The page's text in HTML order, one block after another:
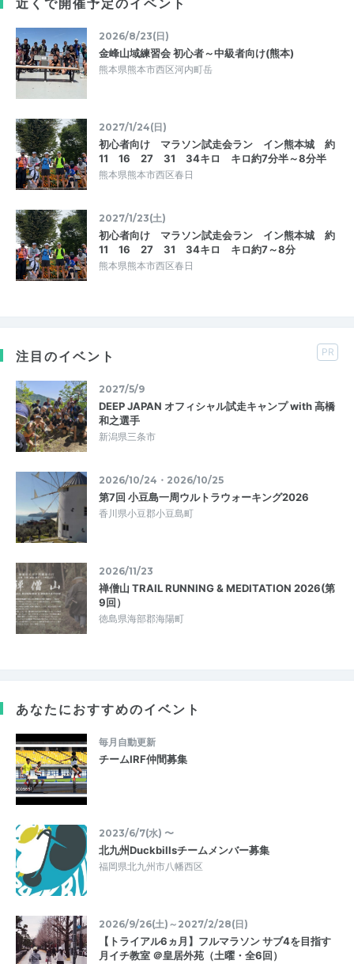
2026/8/23(日)
金峰山域練習会 初心者～中級者向け(熊本)
熊本県熊本市西区河内町岳
2027/1/24(日)
初心者向け マラソン試走会ラン イン熊本城 約
11 16 27 31 34キロ キロ約7分半～8分半
熊本県熊本市西区春日
2027/1/23(土)
初心者向け マラソン試走会ラン イン熊本城 約
11 16 27 31 34キロ キロ約7～8分
熊本県熊本市西区春日
注目のイベント PR
2027/5/9
DEEP JAPAN オフィシャル試走キャンプ with 高橋
和之選手
新潟県三条市
2026/10/24・2026/10/25
第7回 小豆島一周ウルトラウォーキング2026
香川県小豆郡小豆島町
2026/11/23
禅僧山 TRAIL RUNNING & MEDITATION 2026(第
9回）
徳島県海部郡海陽町
あなたにおすすめのイベント
毎月自動更新
チームIRF仲間募集
2023/6/7(水) 〜
北九州Duckbillsチームメンバー募集
福岡県北九州市八幡西区
2026/9/26(土)～2027/2/28(日)
【トライアル6ヵ月】フルマラソン サブ4を目指す
月イチ教室 ＠皇居外苑（土曜・全6回）